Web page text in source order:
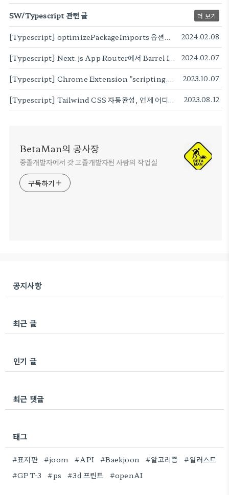
SW/Typescript 관련 글 더 보기
[Typescript] optimizePackageImports 옵션으로 Next.js 번들 사이즈 줄이기 (modularizeImports 대체재) 2024.02.08
[Typescript] Next.js App Router에서 Barrel Index를 사용할땐 서버와 클라이언트를 주의하여 구분하자 2024.02.07
[Typescript] Chrome Extension "scripting.executeScript"의 optional argument 2023.10.07
[Typescript] Tailwind CSS 자동완성, 언제 어디서나 당당하게 사용하기(Taillwnd CSS 자동완성 위치 정규식 작성법) 2023.08.12
BetaMan의 공사장
중졸개발자에서 갓 고졸개발자된 사람의 작업실
구독하기
공지사항
최근 글
인기 글
최근 댓글
태그
#표지판 #joom #API #Baekjoon #알고리즘
#일러스트
#GPT-3
#ps #3d 프린트 #openAI